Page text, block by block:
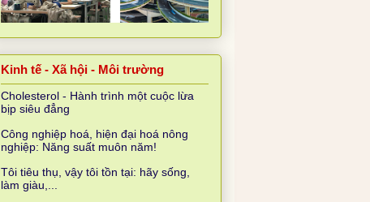
Kinh tế - Xã hội - Môi trường
Cholesterol - Hành trình một cuộc lừa
bịp siêu đẳng
Công nghiệp hoá, hiện đại hoá nông
nghiệp: Năng suất muôn năm!
Tôi tiêu thụ, vậy tôi tồn tại: hãy sống,
làm giàu,...